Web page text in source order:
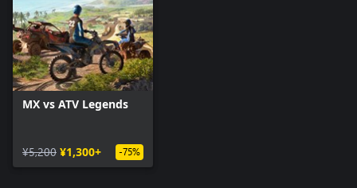
MX vs ATV Legends
¥5,200 ¥1,300+ -75%